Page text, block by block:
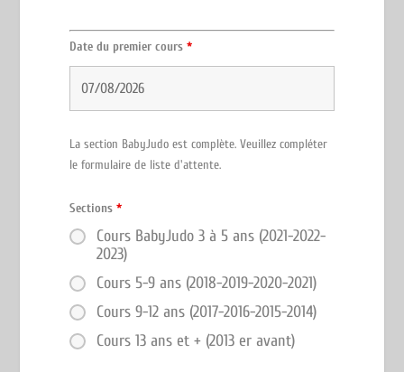
Date du premier cours*
La section BabyJudo est complète. Veuillez compléter
le formulaire de liste d'attente.
Sections*
Cours BabyJudo 3 à 5 ans (2021-2022-
2023)
Cours 5-9 ans (2018-2019-2020-2021)
Cours 9-12 ans (2017-2016-2015-2014)
Cours 13 ans et + (2013 er avant)